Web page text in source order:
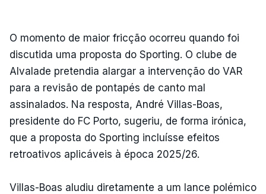
O momento de maior fricção ocorreu quando foi
discutida uma proposta do Sporting. O clube de
Alvalade pretendia alargar a intervenção do VAR
para a revisão de pontapés de canto mal
assinalados. Na resposta, André Villas-Boas,
presidente do FC Porto, sugeriu, de forma irónica,
que a proposta do Sporting incluísse efeitos
retroativos aplicáveis à época 2025/26.
Villas-Boas aludiu diretamente a um lance polémico